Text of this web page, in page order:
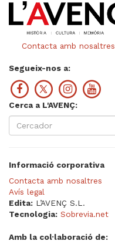
Contacta amb nosaltres
Segueix-nos a:
Cerca a L'AVENÇ:
Informació corporativa
Contacta amb nosaltres
Avís legal
Edita: L’AVENÇ S.L.
Tecnologia: Sobrevia.net
Amb la col·laboració de: